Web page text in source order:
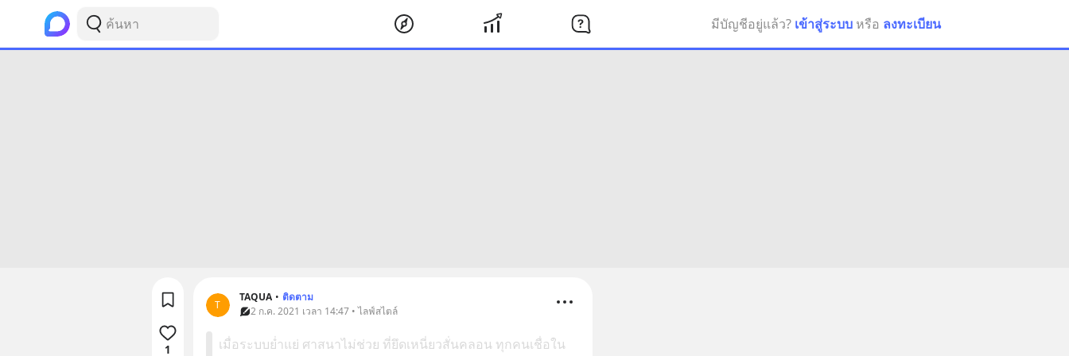
มีบัญชีอยู่แล้ว? เข้าสู่ระบบ หรือ ลงทะเบียน
T
TAQUA • ติดตาม
2 ก.ค. 2021 เวลา 14:47 • ไลฟ์สไตล์
เมื่อระบบย่ำแย่ ศาสนาไม่ช่วย ที่ยึดเหนี่ยวสั่นคลอน ทุกคนเชื่อใน
1